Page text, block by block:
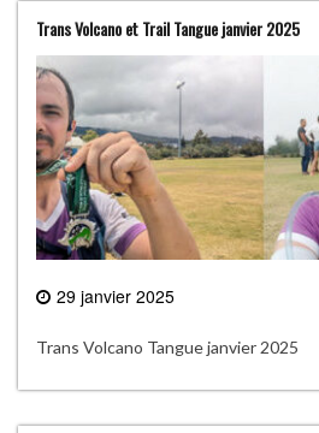
Trans Volcano et Trail Tangue janvier 2025
29 janvier 2025
Trans Volcano Tangue janvier 2025